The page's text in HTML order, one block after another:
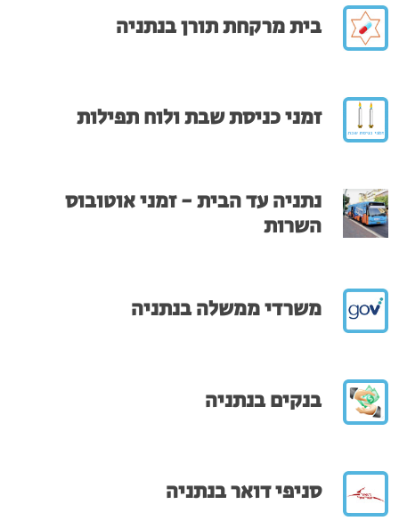
בית מרקחת תורן בנתניה
זמני כניסת שבת ולוח תפילות
נתניה עד הבית - זמני אוטובוס
השרות
משרדי ממשלה בנתניה
בנקים בנתניה
סניפי דואר בנתניה